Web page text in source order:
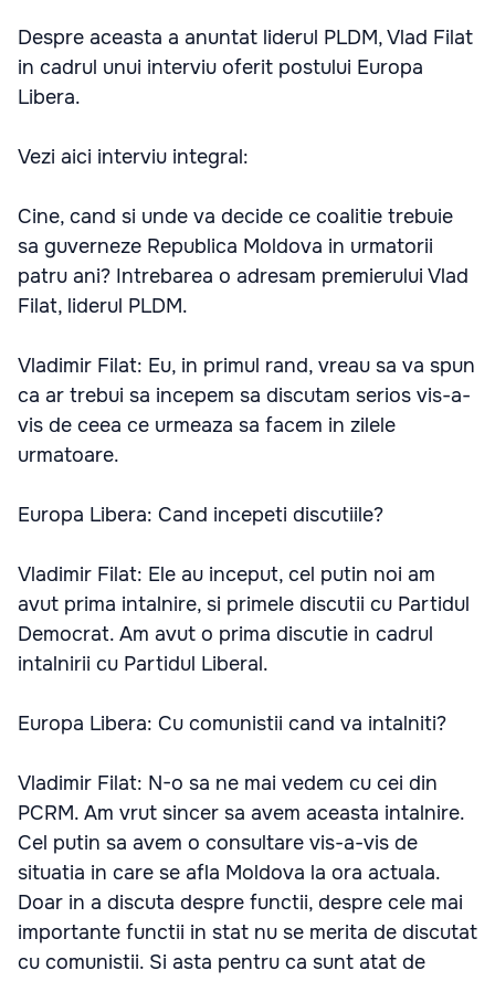
Despre aceasta a anuntat liderul PLDM, Vlad Filat
in cadrul unui interviu oferit postului Europa
Libera.
Vezi aici interviu integral:
Cine, cand si unde va decide ce coalitie trebuie
sa guverneze Republica Moldova in urmatorii
patru ani? Intrebarea o adresam premierului Vlad
Filat, liderul PLDM.
Vladimir Filat: Eu, in primul rand, vreau sa va spun
ca ar trebui sa incepem sa discutam serios vis-a-
vis de ceea ce urmeaza sa facem in zilele
urmatoare.
Europa Libera: Cand incepeti discutiile?
Vladimir Filat: Ele au inceput, cel putin noi am
avut prima intalnire, si primele discutii cu Partidul
Democrat. Am avut o prima discutie in cadrul
intalnirii cu Partidul Liberal.
Europa Libera: Cu comunistii cand va intalniti?
Vladimir Filat: N-o sa ne mai vedem cu cei din
PCRM. Am vrut sincer sa avem aceasta intalnire.
Cel putin sa avem o consultare vis-a-vis de
situatia in care se afla Moldova la ora actuala.
Doar in a discuta despre functii, despre cele mai
importante functii in stat nu se merita de discutat
cu comunistii. Si asta pentru ca sunt atat de